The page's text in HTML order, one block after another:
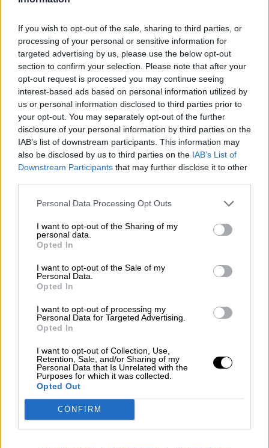
If you wish to opt-out of the sale, sharing to third parties, or
processing of your personal or sensitive information for
targeted advertising by us, please use the below opt-out
section to confirm your selection. Please note that after your
opt-out request is processed you may continue seeing
interest-based ads based on personal information utilized by
us or personal information disclosed to third parties prior to
your opt-out. You may separately opt-out of the further
disclosure of your personal information by third parties on the
IAB’s list of downstream participants. This information may
also be disclosed by us to third parties on the IAB’s List of
Downstream Participants that may further disclose it to other
Personal Data Processing Opt Outs
I want to opt-out of the Sharing of my
personal data.
Opted In
I want to opt-out of the Sale of my
Personal Data.
Opted In
I want to opt-out of processing my
Personal Data for Targeted Advertising.
Opted In
I want to opt-out of Collection, Use,
Retention, Sale, and/or Sharing of my
Personal Data that Is Unrelated with the
Purposes for which it was collected.
Opted Out
CONFIRM
de Vox, ni se conocen las explicaciones, pues el
acuerdo no es una propuesta rígida, ha sido
dialogada. A pesar de todo, la democracia tiene
la mano tendida.
Óscar Puente, ha insistido en la importancia de
no relajar las costumbres adquiridas. El riesgo
de contagio sigue siendo alto. Ahora hay mucha
gente en la calle y las personas que incumplen
los distanciamientos ponen en riesgo al
conjunto de la población. Es conveniente utilizar
mecanismos de protección en zonas de
aglomeración, y concienciarnos en cumplir las
normas si queremos avanzar. Para terminar,
sin parangón ganará toda la ciudad de
Valladolid, se fortalecerá la defensa de la
sanidad y será más fácil una salida ante la crisis
económica y social que nos ha traído la crisis
control del coronavirus
Valladolid
PSOE